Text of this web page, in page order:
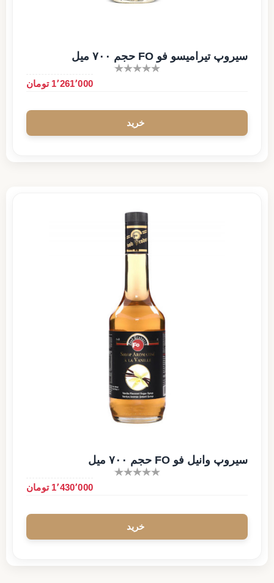
سیروپ تیرامیسو فو FO حجم ۷۰۰ میل
1٬261٬000 تومان
سیروپ وانیل فو FO حجم ۷۰۰ میل
1٬430٬000 تومان